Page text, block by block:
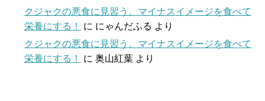
クジャクの悪食に見習う。マイナスイメージを食べて
栄養にする！
に にゃんだふる より
クジャクの悪食に見習う。マイナスイメージを食べて
栄養にする！
に 奥山紅葉 より